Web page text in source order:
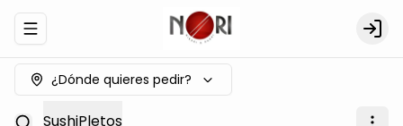
Abrir menu de navegación Login
¿Dónde quieres pedir?
SushiPletos